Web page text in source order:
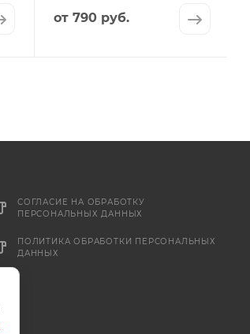
от 790 руб.
СОГЛАСИЕ НА ОБРАБОТКУ
ПЕРСОНАЛЬНЫХ ДАННЫХ
ПОЛИТИКА ОБРАБОТКИ ПЕРСОНАЛЬНЫХ
ДАННЫХ